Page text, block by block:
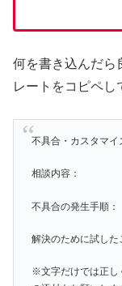
何を書き込んだら
レートをコピペし
不具合・カスタマイ
相談内容：
不具合の発生手順：
解決のために試した
※文字だけでは正し